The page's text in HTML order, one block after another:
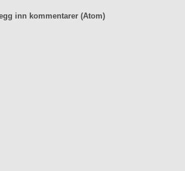
inn kommentarer (Atom)